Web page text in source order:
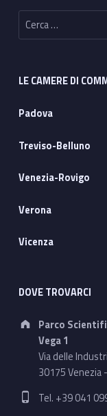
Ricerca per:
LE CAMERE DI
Padova
Treviso-Belluno
Venezia-Rovigo
Verona
Vicenza
DOVE TROVARCI
Address:
Parco
Vega 1
Via delle
30175 Venezia
Phone number:
Tel. +39 041